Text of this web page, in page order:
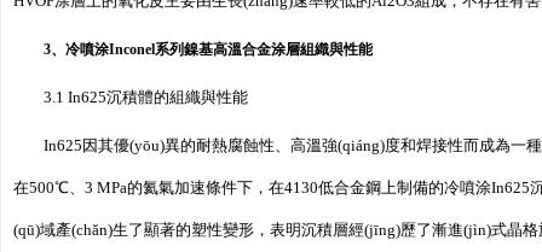
3、冷噴涂Inconel系列鎳基高溫合金涂層組織與性能
3.1 In625沉積體的組織與性能
In625因其優(yōu)異的耐熱腐蝕性、高溫強(qiáng)度和焊接性而成為一
在500℃、3 MPa的氦氣加速條件下，在4130低合金鋼上制備的冷噴涂
(qū)域產(chǎn)生了顯著的塑性變形，表明沉積層經(jīng)歷了漸進(jìn)式晶